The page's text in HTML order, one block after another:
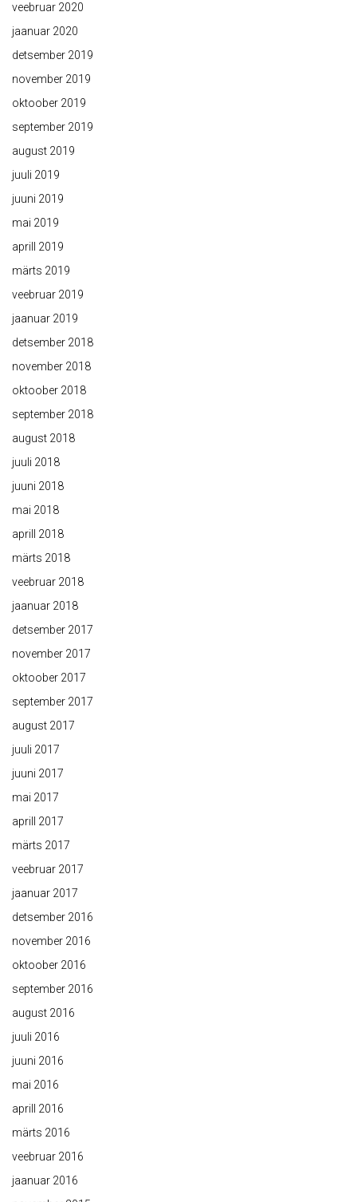
veebruar 2020
jaanuar 2020
detsember 2019
november 2019
oktoober 2019
september 2019
august 2019
juuli 2019
juuni 2019
mai 2019
aprill 2019
märts 2019
veebruar 2019
jaanuar 2019
detsember 2018
november 2018
oktoober 2018
september 2018
august 2018
juuli 2018
juuni 2018
mai 2018
aprill 2018
märts 2018
veebruar 2018
jaanuar 2018
detsember 2017
november 2017
oktoober 2017
september 2017
august 2017
juuli 2017
juuni 2017
mai 2017
aprill 2017
märts 2017
veebruar 2017
jaanuar 2017
detsember 2016
november 2016
oktoober 2016
september 2016
august 2016
juuli 2016
juuni 2016
mai 2016
aprill 2016
märts 2016
veebruar 2016
jaanuar 2016